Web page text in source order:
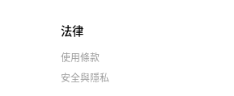
法律
使用條款
安全與隱私